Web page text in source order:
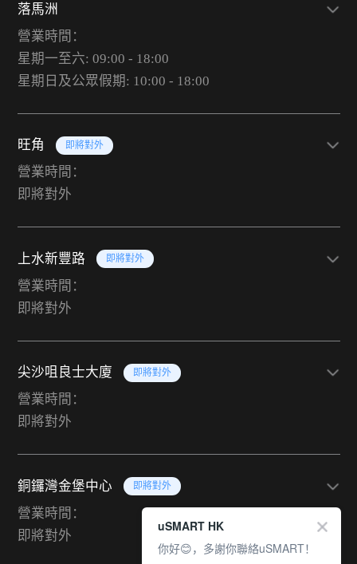
落馬洲
營業時間：
星期一至六: 09:00 - 18:00
星期日及公眾假期: 10:00 - 18:00
旺角 即將對外
營業時間：
即將對外
上水新豐路 即將對外
營業時間：
即將對外
尖沙咀良士大廈 即將對外
營業時間：
即將對外
銅鑼灣金堡中心 即將對外
營業時間：
即將對外
uSMART HK
你好😊，多謝你聯絡uSMART！